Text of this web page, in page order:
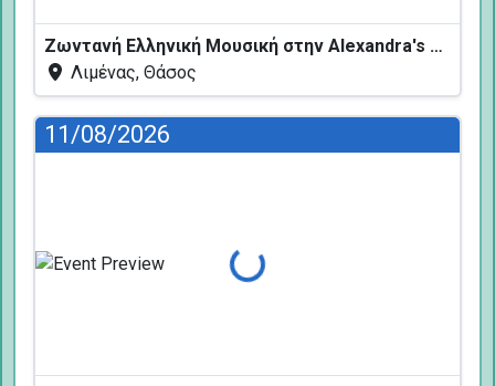
Ζωντανή Ελληνική Μουσική στην Alexandra's Restaurant
Λιμένας, Θάσος
11/08/2026
Φόρτωση...